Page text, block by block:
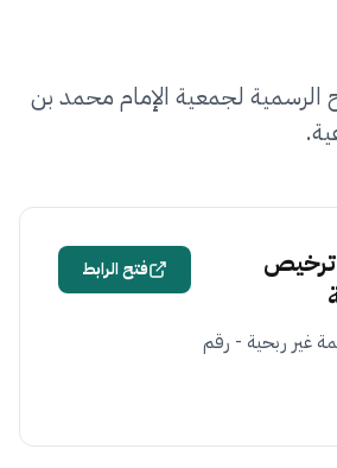
الرسمية لجمعية الإمام محمد بن
غير ربحية - رقم
فتح الرابط